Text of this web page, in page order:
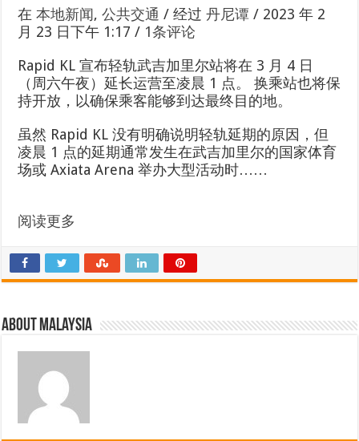
在本地新闻,公共交通 /经过丹尼谭 / 2023 年 2
月 23 日下午 1:17 / 1条评论
Rapid KL 宣布轻轨武吉加里尔站将在 3 月 4 日
（周六午夜）延长运营至凌晨 1 点。 换乘站也将保
持开放，以确保乘客能够到达最终目的地。
虽然 Rapid KL 没有明确说明轻轨延期的原因，但
凌晨 1 点的延期通常发生在武吉加里尔的国家体育
场或 Axiata Arena 举办大型活动时……
阅读更多
About Malaysia